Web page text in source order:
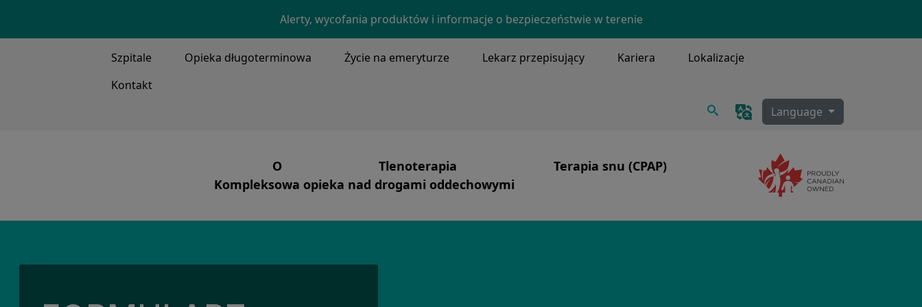
Alerty, wycofania produktów i informacje o bezpieczeństwie w terenie
TOP MENU
Szpitale Opieka długoterminowa Życie na emeryturze Lekarz przepisujący Kariera
Lokalizacje
Kontakt
Szukaj
Language
MAIN MENU
O Tlenoterapia Terapia snu (CPAP)
Kompleksowa opieka nad drogami oddechowymi
Wentylacja, tracheostomia, oczyszczanie wydzieliny
Image